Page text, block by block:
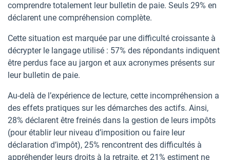
comprendre totalement leur bulletin de paie. Seuls 29% en
déclarent une compréhension complète.
Cette situation est marquée par une difficulté croissante à
décrypter le langage utilisé : 57% des répondants indiquent
être perdus face au jargon et aux acronymes présents sur
leur bulletin de paie.
Au-delà de l’expérience de lecture, cette incompréhension a
des effets pratiques sur les démarches des actifs. Ainsi,
28% déclarent être freinés dans la gestion de leurs impôts
(pour établir leur niveau d’imposition ou faire leur
déclaration d’impôt), 25% rencontrent des difficultés à
appréhender leurs droits à la retraite, et 21% estiment ne